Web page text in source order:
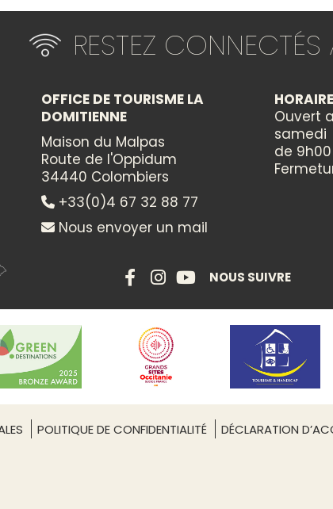
qui met à l'honneur les saveurs
de Pâques, dans une ambiance
convivialité au cœur de la nature,
DE PAQUES
×
Leaflet| ©OpenStreetMap
GROUPES
THÈMES
Vin /
CATÉGORIES
Terroir
RESTEZ CONNECTÉS
OFFICE DE TOURISME LA
DOMITIENNE
Maison du Malpas
Route de l'Oppidum
34440 Colombiers
+33(0)4 67 32 88 77
Nous envoyer un mail
Ouvert
samedi
de
NOUS SUIVRE
POLITIQUE DE CONFIDENTIALITÉ DÉCLARATION